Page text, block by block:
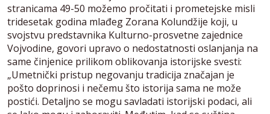
stranicama 49-50 možemo pročitati i prometejske misli
tridesetak godina mlađeg Zorana Kolundžije koji, u
svojstvu predstavnika Kulturno-prosvetne zajednice
Vojvodine, govori upravo o nedostatnosti oslanjanja na
same činjenice prilikom oblikovanja istorijske svesti:
„Umetnički pristup negovanju tradicija značajan je
pošto doprinosi i nečemu što istorija sama ne može
postići. Detaljno se mogu savladati istorijski podaci, ali